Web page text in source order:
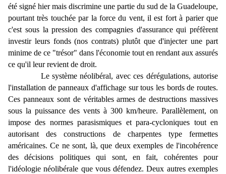
été signé hier mais discrimine une partie du sud de la Guadeloupe,
pourtant très touchée par la force du vent, il est fort à parier que
c'est sous la pression des compagnies d'assurance qui préfèrent
investir leurs fonds (nos contrats) plutôt que d'injecter une part
minime de ce "trésor" dans l'économie tout en rendant aux assurés
ce qu'il leur revient de droit.
Le système néolibéral, avec ces dérégulations, autorise
l'installation de panneaux d'affichage sur tous les bords de routes.
Ces panneaux sont de véritables armes de destructions massives
sous la puissance des vents à 300 km/heure. Parallèlement, on
impose des normes parasismiques et para-cycloniques tout en
autorisant des constructions de charpentes type fermettes
américaines. Ce ne sont, là, que deux exemples de l'incohérence
des décisions politiques qui sont, en fait, cohérentes pour
l'idéologie néolibérale que vous défendez. Deux autres exemples